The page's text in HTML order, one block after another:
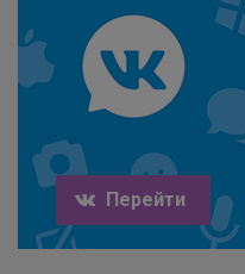
Перейти